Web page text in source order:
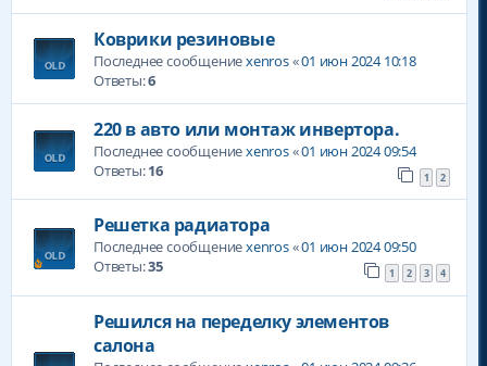
Коврики резиновые
Последнее сообщениеxenros«01 июн 2024 10:18
Ответы:6
220 в авто или монтаж инвертора.
Последнее сообщениеxenros«01 июн 2024 09:54
Ответы:16 1 2
Решетка радиатора
Последнее сообщениеxenros«01 июн 2024 09:50
Ответы:35 1 2 3 4
Решился на переделку элементов
салона